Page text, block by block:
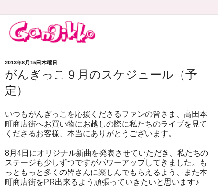
2013年8月15日木曜日
がんぎっこ９月のスケジュール（予
定）
いつもがんぎっこを応援くださるファンの皆さま、高田本
町商店街へお買い物にお越しの際に私たちのライブを見て
くださるお客様、本当にありがとうございます。
8月4日にオリジナル新曲を発表させていただき、私たちの
ステージも少しずつですがパワーアップしてきました。も
っともっと多くの皆さんに楽しんでもらえるよう、また本
町商店街をPR出来るよう頑張っていきたいと思います♪